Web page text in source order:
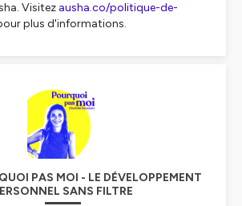
Visitez ausha.co/politique-de-
plus d'informations.
PAS MOI - LE DÉVELOPPEMENT
SANS FILTRE